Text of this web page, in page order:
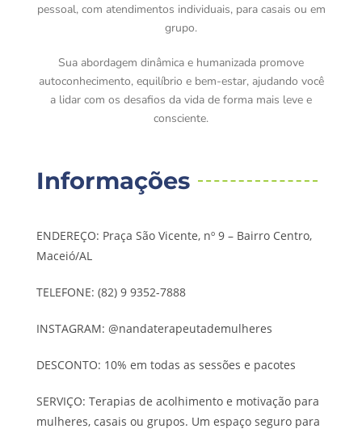
pessoal, com atendimentos individuais, para casais ou em
grupo.
Sua abordagem dinâmica e humanizada promove
autoconhecimento, equilíbrio e bem-estar, ajudando você
a lidar com os desafios da vida de forma mais leve e
consciente.
Informações
ENDEREÇO: Praça São Vicente, nº 9 – Bairro Centro,
Maceió/AL
TELEFONE: (82) 9 9352-7888
INSTAGRAM: @nandaterapeutademulheres
DESCONTO: 10% em todas as sessões e pacotes
SERVIÇO: Terapias de acolhimento e motivação para
mulheres, casais ou grupos. Um espaço seguro para